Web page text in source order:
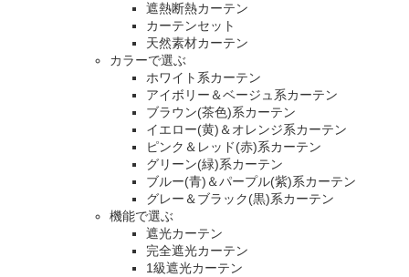
遮熱断熱カーテン
カーテンセット
天然素材カーテン
カラーで選ぶ
ホワイト系カーテン
アイボリー＆ベージュ系カーテン
ブラウン(茶色)系カーテン
イエロー(黄)＆オレンジ系カーテン
ピンク＆レッド(赤)系カーテン
グリーン(緑)系カーテン
ブルー(青)＆パープル(紫)系カーテン
グレー＆ブラック(黒)系カーテン
機能で選ぶ
遮光カーテン
完全遮光カーテン
1級遮光カーテン